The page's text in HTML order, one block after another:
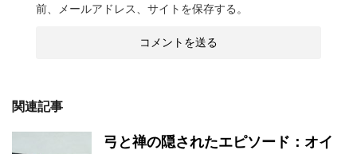
前、メールアドレス、サイトを保存する。
関連記事
弓と禅の隠されたエピソード：オイ